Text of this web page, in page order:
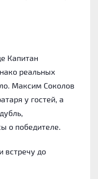
Капитан
реальных
Максим Соколов
у гостей, а
о победителе.
встречу до